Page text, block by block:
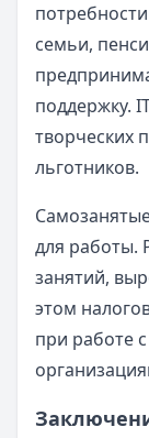
семьи,
поддержку.
творческих
льготников.
для работы.
занятий,
этом
при работе